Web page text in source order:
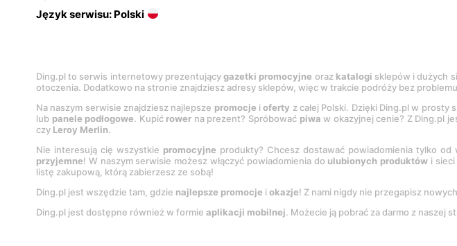
Język serwisu: Polski
Ding.pl to serwis internetowy prezentującygazetki promocyjne oraz katalogi sklepów i dużych
otoczenia. Dodatkowo na stronie znajdziesz adresy sklepów, więc w trakcie podróży bez
Na naszym serwisie znajdziesz najlepsze promocje ioferty z całej Polski. Dzięki Ding.pl w
lub panele podłogowe. Kupić rower na prezent? Spróbować piwa w okazyjnej cenie? Z Ding.pl
czy Leroy Merlin.
Nie interesują cię wszystkie promocyjne produkty? Chcesz dostawać powiadomienia tylko
przyjemne! W naszym serwisie możesz włączyć powiadomienia do ulubionych produktów i
listę zakupową, którą zabierzesz ze sobą!
Ding.pl jest wszędzie tam, gdzie najlepsze promocje i okazje! Z nami nigdy nie przegapisz
Ding.pl jest dostępne również w formie aplikacji mobilnej. Możecie ją pobrać za darmo z naszej